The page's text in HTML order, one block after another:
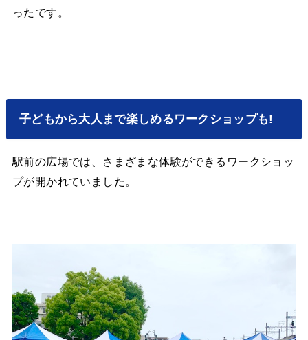
ったです。
子どもから大人まで楽しめるワークショップも!
駅前の広場では、さまざまな体験ができるワークショッ
プが開かれていました。